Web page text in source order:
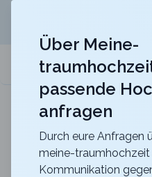
meine-
Maxililian
Für eine
Zurück zur Suche
Über Meine-
passende
anfragen
Durch eure Anfragen
meine-
Kommunikation